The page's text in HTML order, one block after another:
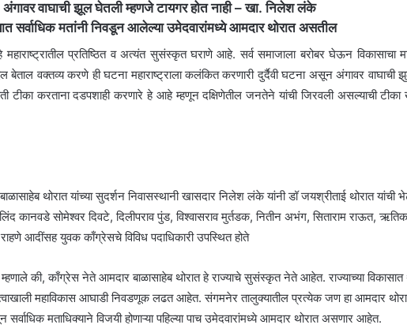
अंगावर वाघाची झूल घेतली म्हणजे टायगर होत नाही – खा. निलेश लंके
सर्वाधिक मतांनी निवडून आलेल्या उमेदवारांमध्ये आमदार थोरात असतील
प्रतिष्ठित व अत्यंत सुसंस्कृत घराणे आहे. सर्व समाजाला बरोबर घेऊन विकासाचा
बेताल वक्तव्य करणे ही घटना महाराष्ट्राला कलंकित करणारी दुर्दैवी घटना असून अंगावर वाघाची
टीका करताना दडपशाही करणारे हे आहे म्हणून दक्षिणेतील जनतेने यांची जिरवली असल्याची
थोरात यांच्या सुदर्शन निवासस्थानी खासदार निलेश लंके यांनी डॉ जयश्रीताई थोरात यांची
कानवडे सोमेश्वर दिवटे, दिलीपराव पुंड, विश्वासराव मुर्तडक, नितीन अभंग, सिताराम राऊत,
आदींसह युवक काँग्रेसचे विविध पदाधिकारी उपस्थित होते
की, काँग्रेस नेते आमदार बाळासाहेब थोरात हे राज्याचे सुसंस्कृत नेते आहेत. राज्याच्या विकासात
महाविकास आघाडी निवडणूक लढत आहेत. संगमनेर तालुक्यातील प्रत्येक जण हा आमदार
मताधिक्याने विजयी होणाऱ्या पहिल्या पाच उमेदवारांमध्ये आमदार थोरात असणार आहेत.